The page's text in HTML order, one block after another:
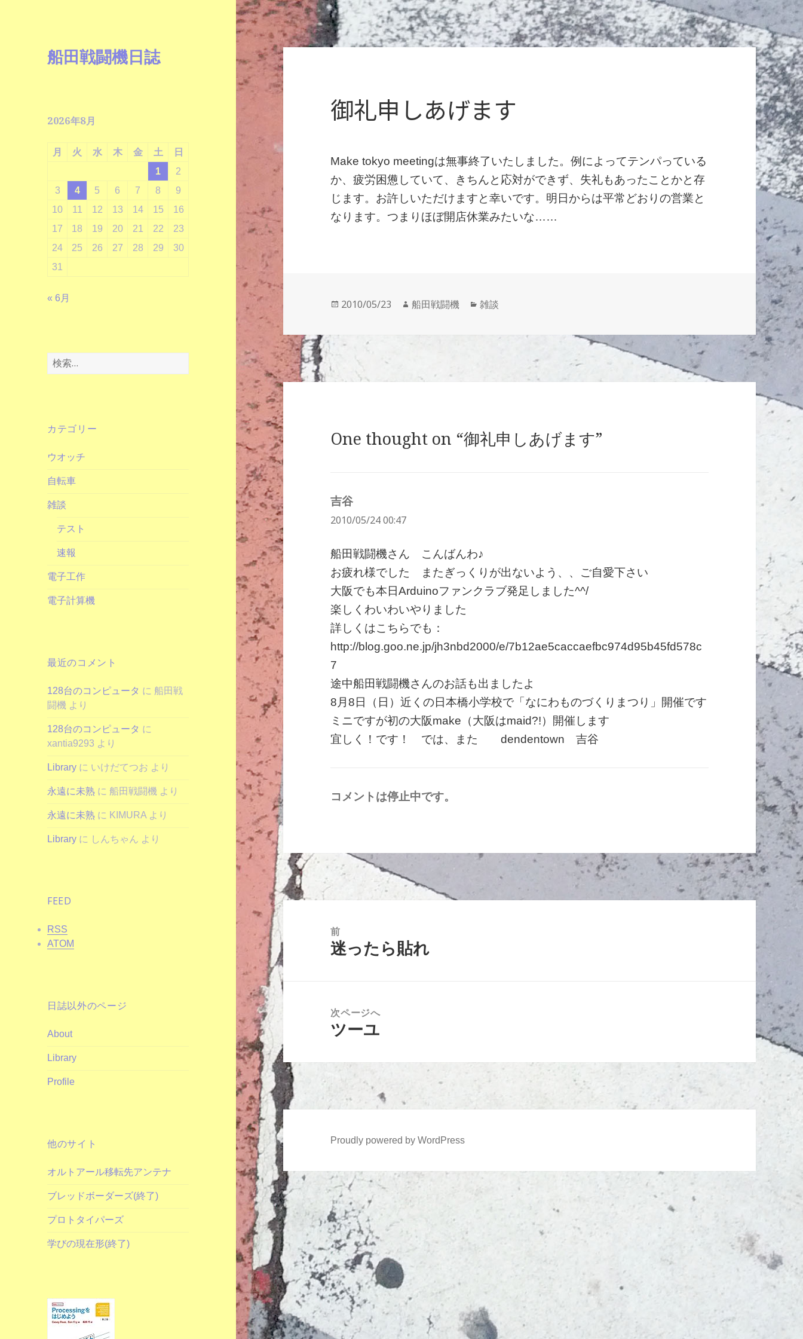
船田戦闘機日誌
2026年8月
月 火 水 木 金 土
日
1
2
3
4 5 6 7 8
9
10
11 12 13 14 15
16
17
18 19 20 21 22
23
24
25 26 27 28 29
30
31
« 6月
検
索:
カテゴリー
ウオッチ
自転車
雑談
テスト
速報
電子工作
電子計算機
最近のコメント
128台のコンピュータ に船田戦
闘機 より
128台のコンピュータ に
xantia9293 より
Library に いけだてつお より
永遠に未熟 に船田戦闘機 より
永遠に未熟 に KIMURA より
Library に しんちゃん より
FEED
RSS
ATOM
日誌以外のページ
About
Library
Profile
他のサイト
オルトアール移転先アンテナ
ブレッドボーダーズ(終了)
プロトタイパーズ
学びの現在形(終了)
御礼申しあげます
Make tokyo meetingは無事終了いたしました。例によってテンパっている
か、疲労困憊していて、きちんと応対ができず、失礼もあったことかと存
じます。お許しいただけますと幸いです。明日からは平常どおりの営業と
なります。つまりほぼ開店休業みたいな……
投
2010/05/23
作
船田戦闘機
カ
雑談
One thought on “御礼申しあげます”
吉谷
り:
2010/05/24 00:47
船田戦闘機さん こんばんわ♪
お疲れ様でした またぎっくりが出ないよう、、ご自愛下さい
大阪でも本日Arduinoファンクラブ発足しました^^/
楽しくわいわいやりました
詳しくはこちらでも：
http://blog.goo.ne.jp/jh3nbd2000/e/7b12ae5caccaefbc974d95b45fd578c
7
途中船田戦闘機さんのお話も出ましたよ
8月8日（日）近くの日本橋小学校で「なにわものづくりまつり」開催です
ミニですが初の大阪make（大阪はmaid?!）開催します
宜しく！です！ では、また dendentown 吉谷
コメントは停止中です。
投
ナ
ビ
ゲ
ン
前
前
迷ったら貼れ
次ページへ
次
投
ツーユ
Proudly powered by WordPress